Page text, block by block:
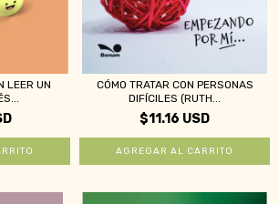
LEER UN
CÓMO TRATAR CON PERSONAS
DIFÍCILES (RUTH...
$11.16 USD